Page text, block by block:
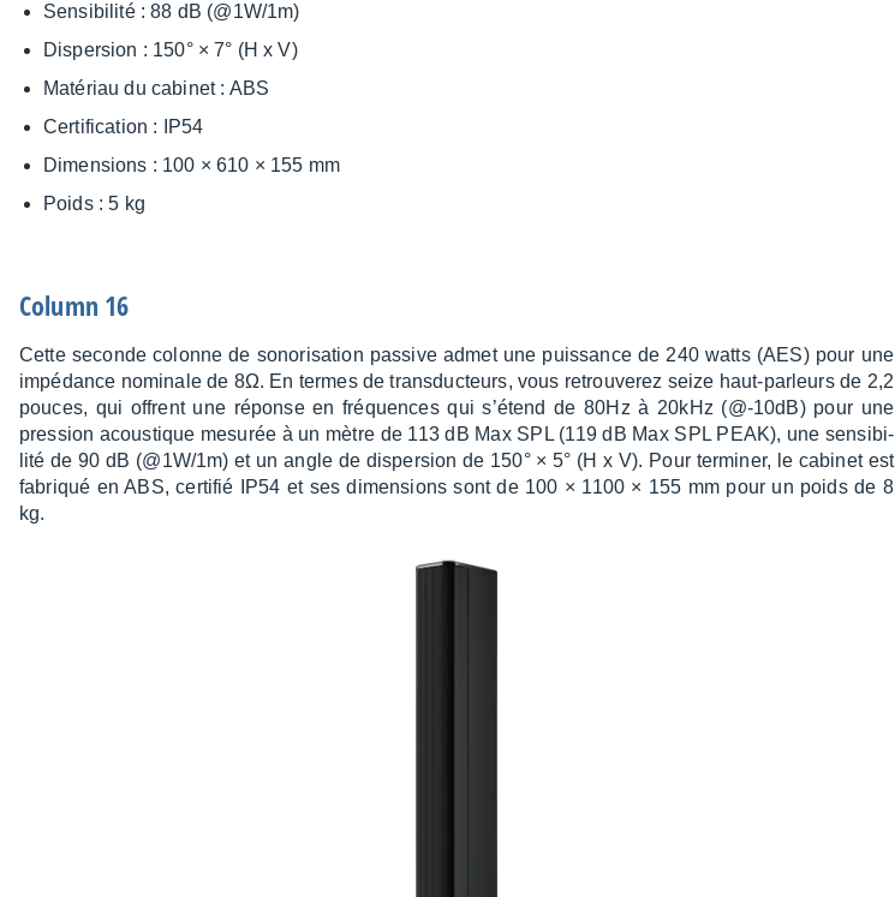
Sensi­bi­lité : 88 dB (@1W/1m)
Disper­sion : 150° × 7° (H x V)
Maté­riau du cabi­net : ABS
Certi­fi­ca­tion : IP54
Dimen­sions : 100 × 610 × 155 mm
Poids : 5 kg
Column 16
Cette seconde colonne de sono­ri­sa­tion passive admet une puis­sance de 240 watts (AES) pour une
impé­dance nomi­nale de 8Ω. En termes de trans­duc­teurs, vous retrou­ve­rez seize haut-parleurs de 2,2
pouces, qui offrent une réponse en fréquences qui s’étend de 80Hz à 20kHz (@-10dB) pour une
pres­sion acous­tique mesu­rée à un mètre de 113 dB Max SPL (119 dB Max SPL PEAK), une sensi­bi­
lité de 90 dB (@1W/1m) et un angle de disper­sion de 150° × 5° (H x V). Pour termi­ner, le cabi­net est
fabriqué en ABS, certi­fié IP54 et ses dimen­sions sont de 100 × 1100 × 155 mm pour un poids de 8
kg.